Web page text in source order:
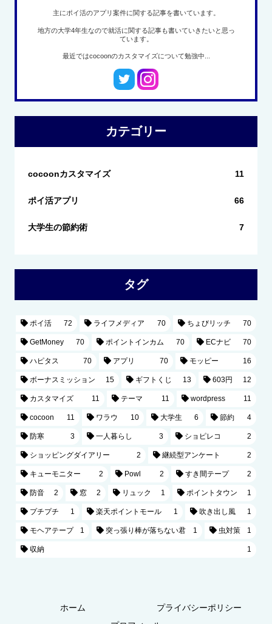
主にポイ活のアプリ案件に関する記事を書いています。
地方の大学4年生なので就活に関する記事も書いていきたいと思っ
ています。
最近ではcocoonのカスタマイズについて勉強中...
カテゴリー
cocoonカスタマイズ 11
ポイ活アプリ 66
大学生の節約術 7
タグ
ポイ活 72 ライフメディア 70 ちょびリッチ 70
GetMoney 70 ポイントインカム 70 ECナビ 70
ハピタス 70 アプリ 70 モッピー 16
ボーナスミッション 15 ギフトくじ 13 603円 12
カスタマイズ 11 テーマ 11 wordpress 11
cocoon 11 ワラウ 10 大学生 6 節約 4
防寒 3 一人暮らし 3 ショピレコ 2
ショッピングダイアリー 2 継続型アンケート 2
キューモニター 2 Powl 2 すき間テープ 2
防音 2 窓 2 リュック 1 ポイントタウン 1
プチプチ 1 楽天ポイントモール 1 吹き出し風 1
モヘアテープ 1 突っ張り棒が落ちない君 1 虫対策 1
収納 1
ホーム
プライバシーポリシー